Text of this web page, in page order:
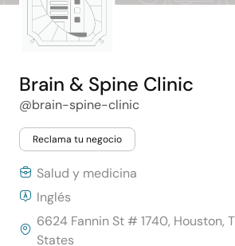
Brain & Spine Clinic
@brain-spine-clinic
Reclama tu negocio
Salud y medicina
Inglés
6624 Fannin St # 1740, Houston,
States